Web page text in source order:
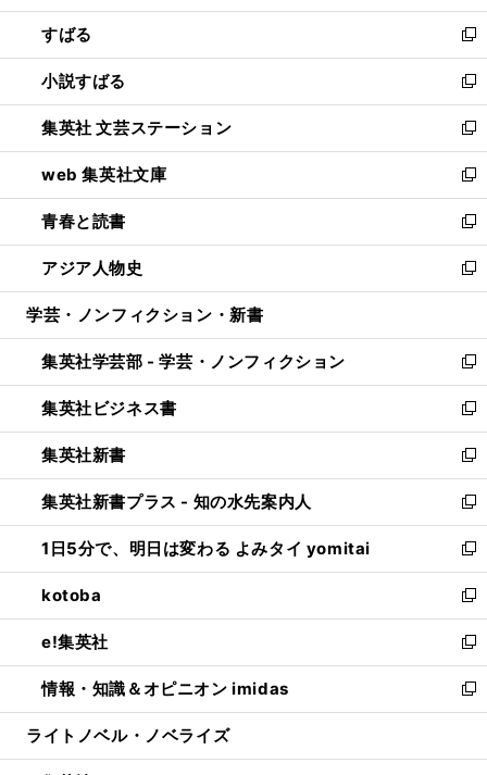
開
く
ウ
で
開
く
ン
ド
ウ
で
開
く
すばる
新
し
い
ウ
ィ
ン
ド
ウ
で
開
く
小説すばる
新
し
い
ウ
ィ
ン
ド
ウ
で
開
集英社 文芸ステーション
新
し
い
ウ
ィ
ン
ド
ウ
開
く
web 集英社文庫
新
し
い
ウ
ィ
ン
ウ
で
開
く
青春と読書
新
し
い
ウ
ン
ド
ウ
で
開
く
アジア人物史
新
し
ウ
ィ
ン
ド
ウ
で
開
く
学芸・ノンフィクション・新書
集英社学芸部 - 学芸・ノンフィクション
新
し
い
ウ
ィ
ン
ド
ウ
で
開
く
集英社ビジネス書
新
し
い
ウ
ィ
ン
ド
ウ
で
開
く
集英社新書
新
し
い
ウ
ィ
ン
ド
ウ
で
開
く
集英社新書プラス - 知の水先案内人
新
し
い
ウ
ィ
ン
ド
ウ
で
開
1日5分で、明日は変わる よみタイ yomitai
新
し
い
ウ
ィ
ン
ド
ウ
開
kotoba
新
し
い
ウ
ィ
ン
ウ
e!集英社
新
し
い
ウ
ン
情報・知識＆オピニオン imidas
新
し
ウ
ライトノベル・ノベライズ